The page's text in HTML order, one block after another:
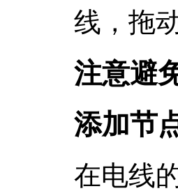
线，拖
注意避
添加节
在电线